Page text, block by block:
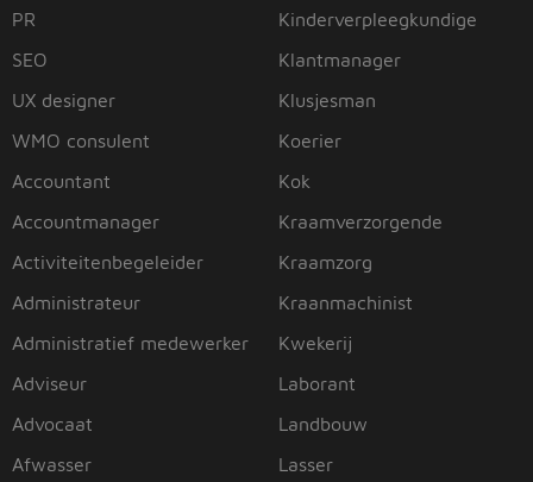
PR
SEO
UX designer
WMO consulent
Accountant
Accountmanager
Activiteitenbegeleider
Administrateur
Administratief medewerker
Adviseur
Advocaat
Afwasser
Kinderverpleegkundige
Klantmanager
Klusjesman
Koerier
Kok
Kraamverzorgende
Kraamzorg
Kraanmachinist
Kwekerij
Laborant
Landbouw
Lasser